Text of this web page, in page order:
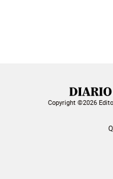
Copyright ©2026